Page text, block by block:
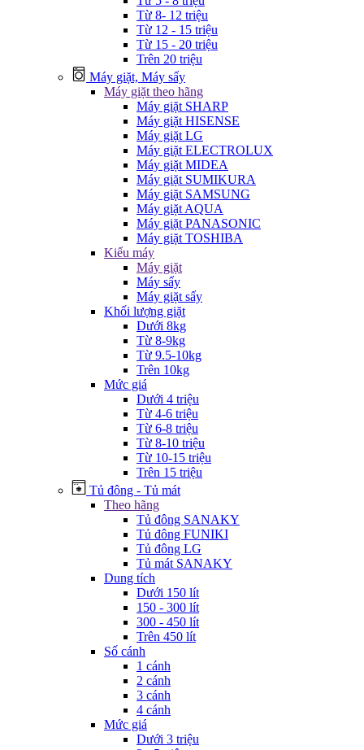
Từ 8- 12 triệu
Từ 12 - 15 triệu
Từ 15 - 20 triệu
Trên 20 triệu
Máy giặt, Máy sấy
Máy giặt theo hãng
Máy giặt SHARP
Máy giặt HISENSE
Máy giặt LG
Máy giặt ELECTROLUX
Máy giặt MIDEA
Máy giặt SUMIKURA
Máy giặt SAMSUNG
Máy giặt AQUA
Máy giặt PANASONIC
Máy giặt TOSHIBA
Kiểu máy
Máy giặt
Máy sấy
Máy giặt sấy
Khối lượng giặt
Dưới 8kg
Từ 8-9kg
Từ 9.5-10kg
Trên 10kg
Mức giá
Dưới 4 triệu
Từ 4-6 triệu
Từ 6-8 triệu
Từ 8-10 triệu
Từ 10-15 triệu
Trên 15 triệu
Tủ đông - Tủ mát
Theo hãng
Tủ đông SANAKY
Tủ đông FUNIKI
Tủ đông LG
Tủ mát SANAKY
Dung tích
Dưới 150 lít
150 - 300 lít
300 - 450 lít
Trên 450 lít
Số cánh
1 cánh
2 cánh
3 cánh
4 cánh
Mức giá
Dưới 3 triệu